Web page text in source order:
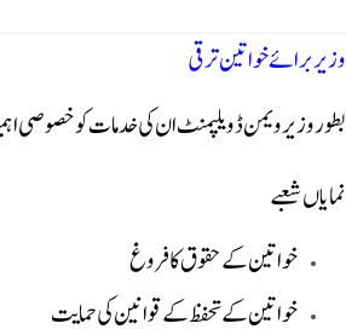
وزیر برائے خواتین ترقی
بطور وزیر ویمن ڈویلپمنٹ ان کی خدمات کو
نمایاں شعبے
خواتین کے حقوق کا فروغ
خواتین کے تحفظ کے قوانین کی حمایت